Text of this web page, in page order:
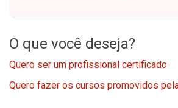
O que você deseja?
Quero ser um profissional certificado
Quero fazer os cursos promovidos